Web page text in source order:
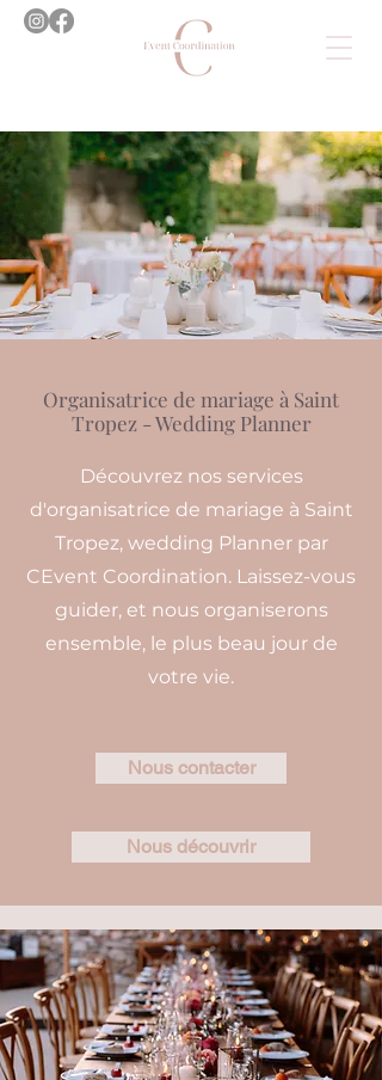
Organisatrice de mariage à Saint
Tropez - Wedding Planner
Découvrez nos services
d'organisatrice de mariage à Saint
Tropez, wedding Planner par
CEvent Coordination. Laissez-vous
guider, et nous organiserons
ensemble, le plus beau jour de
votre vie.
Nous contacter
Nous découvrir